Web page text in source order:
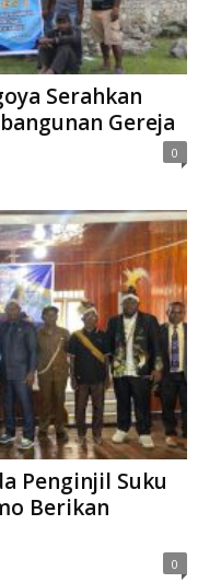
Serahkan
Gereja
0
Penginjil Suku
Berikan
0